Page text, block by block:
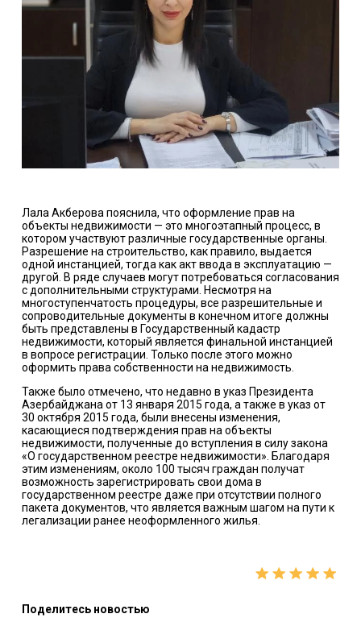
Лала Акберова пояснила, что оформление прав на
объекты недвижимости — это многоэтапный процесс, в
котором участвуют различные государственные органы.
Разрешение на строительство, как правило, выдается
одной инстанцией, тогда как акт ввода в эксплуатацию —
другой. В ряде случаев могут потребоваться согласования
с дополнительными структурами. Несмотря на
многоступенчатость процедуры, все разрешительные и
сопроводительные документы в конечном итоге должны
быть представлены в Государственный кадастр
недвижимости, который является финальной инстанцией
в вопросе регистрации. Только после этого можно
оформить права собственности на недвижимость.
Также было отмечено, что недавно в указ Президента
Азербайджана от 13 января 2015 года, а также в указ от
30 октября 2015 года, были внесены изменения,
касающиеся подтверждения прав на объекты
недвижимости, полученные до вступления в силу закона
«О государственном реестре недвижимости». Благодаря
этим изменениям, около 100 тысяч граждан получат
возможность зарегистрировать свои дома в
государственном реестре даже при отсутствии полного
пакета документов, что является важным шагом на пути к
легализации ранее неоформленного жилья.
Поделитесь новостью